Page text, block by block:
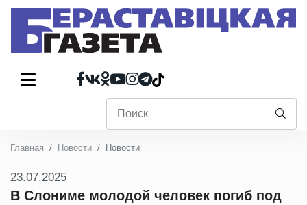
Главная Новости Новости
23.07.2025
В Слониме молодой человек погиб под